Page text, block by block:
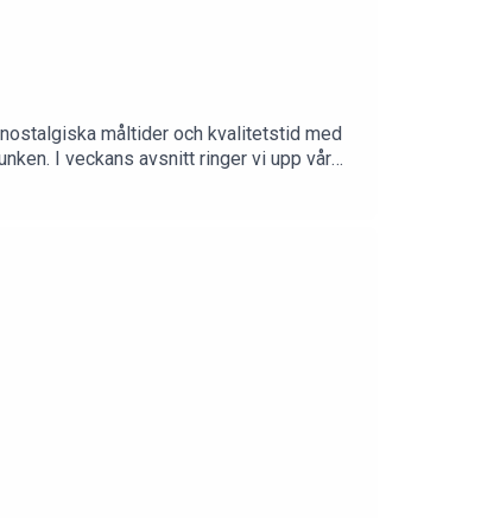
måltider och kvalitetstid med
I veckans avsnitt ringer vi upp vår
med underbar